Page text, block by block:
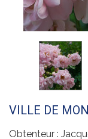
VILLE DE
Obtenteur :